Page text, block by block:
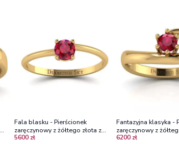
Fala blasku - Pierścionek
zaręczynowy z żółtego złota z
rubinem
5600 zł
Fantazyjna klasyka -
zaręczynowy z
rubinem
6200 zł